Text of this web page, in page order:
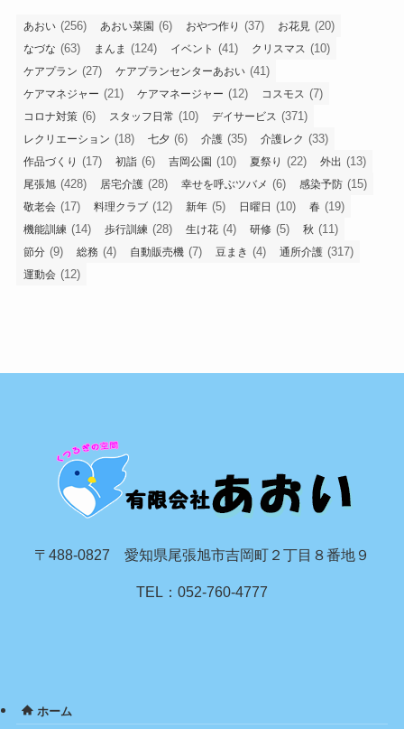
あおい (256) あおい菜園 (6) おやつ作り (37) お花見 (20)
なづな (63) まんま (124) イベント (41) クリスマス (10)
ケアプラン (27) ケアプランセンターあおい (41)
ケアマネジャー (21) ケアマネージャー (12) コスモス (7)
コロナ対策 (6) スタッフ日常 (10) デイサービス (371)
レクリエーション (18) 七夕 (6) 介護 (35) 介護レク (33)
作品づくり (17) 初詣 (6) 吉岡公園 (10) 夏祭り (22) 外出 (13)
尾張旭 (428) 居宅介護 (28) 幸せを呼ぶツバメ (6) 感染予防 (15)
敬老会 (17) 料理クラブ (12) 新年 (5) 日曜日 (10) 春 (19)
機能訓練 (14) 歩行訓練 (28) 生け花 (4) 研修 (5) 秋 (11)
節分 (9) 総務 (4) 自動販売機 (7) 豆まき (4) 通所介護 (317)
運動会 (12)
〒488-0827 愛知県尾張旭市吉岡町２丁目８番地９
TEL：052-760-4777
ホーム